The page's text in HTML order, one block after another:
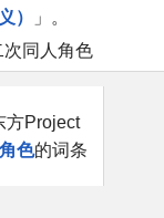
）
」。
次同人角色
方Project
色的词条